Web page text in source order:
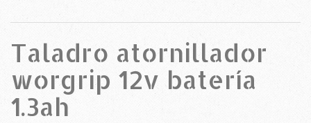
Taladro atornillador
worgrip 12v batería
1.3ah